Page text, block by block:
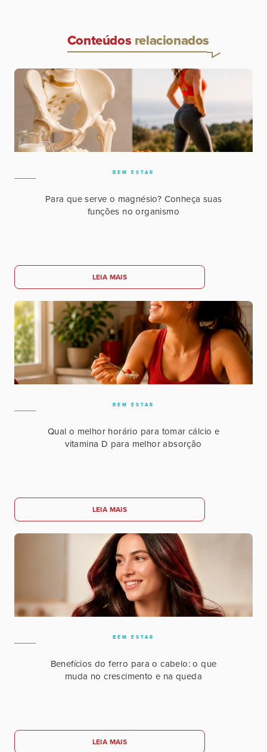
Conteúdos relacionados
BEM ESTAR
Para que serve o magnésio? Conheça suas
funções no organismo
LEIA MAIS
BEM ESTAR
Qual o melhor horário para tomar cálcio e
vitamina D para melhor absorção
LEIA MAIS
BEM ESTAR
Benefícios do ferro para o cabelo: o que
muda no crescimento e na queda
LEIA MAIS